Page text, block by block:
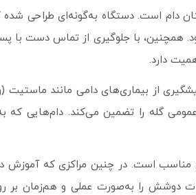
دام است. دستگاه به‌گونه‌ای طراحی
با جلوگیری از تماس دست با
دارد.
از بیماری‌های دامی مانند ماستیت
گله را تضمین می‌کند. دام‌هایی که
مناسب است. در چنین مراکزی که
دوشش را به‌صورت عملی و هم‌زمان بر